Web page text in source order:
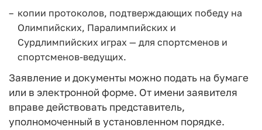
копии протоколов, подтверждающих победу на
Олимпийских, Паралимпийских и
Сурдлимпийских играх — для спортсменов и
спортсменов-ведущих.
Заявление и документы можно подать на бумаге
или в электронной форме. От имени заявителя
вправе действовать представитель,
уполномоченный в установленном порядке.